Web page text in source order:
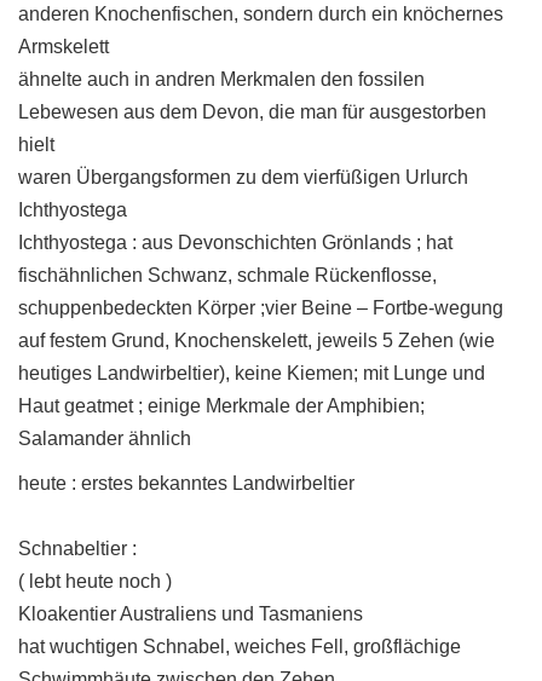
anderen Knochenfischen, sondern durch ein knöchernes
Armskelett
ähnelte auch in andren Merkmalen den fossilen
Lebewesen aus dem Devon, die man für ausgestorben
hielt
waren Übergangsformen zu dem vierfüßigen Urlurch
Ichthyostega
Ichthyostega : aus Devonschichten Grönlands ; hat
fischähnlichen Schwanz, schmale Rückenflosse,
schuppenbedeckten Körper ;vier Beine – Fortbe-wegung
auf festem Grund, Knochenskelett, jeweils 5 Zehen (wie
heutiges Landwirbeltier), keine Kiemen; mit Lunge und
Haut geatmet ; einige Merkmale der Amphibien;
Salamander ähnlich
heute : erstes bekanntes Landwirbeltier
Schnabeltier :
( lebt heute noch )
Kloakentier Australiens und Tasmaniens
hat wuchtigen Schnabel, weiches Fell, großflächige